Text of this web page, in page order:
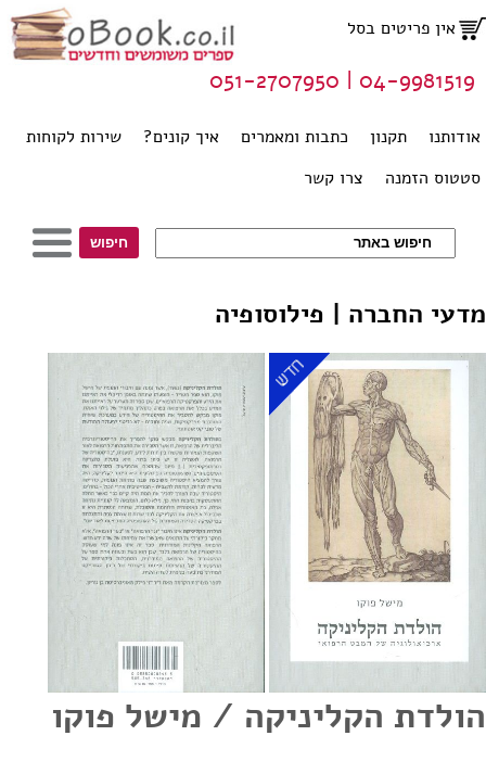
אין פריטים בסל
אודותנו תקנון כתבות ומאמרים איך קונים?
שירות לקוחות
סטטוס הזמנה
צרו קשר
04-9981519 | 051-2707950
מדעי החברה | פילוסופיה
הולדת הקליניקה / מישל פוקו